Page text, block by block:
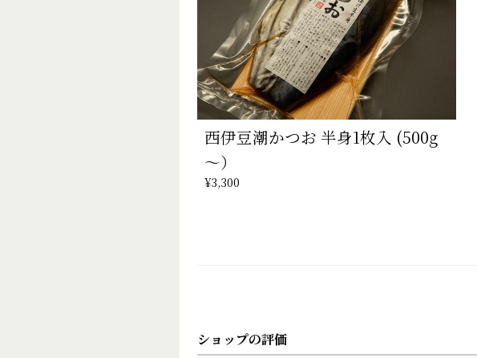
西伊豆潮かつお 半身1枚入 (500g
～）
¥3,300
ショップの評価